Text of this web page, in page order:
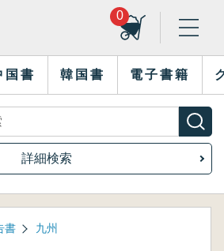
0
国書 韓国書 電子書籍
詳細検索
書 九州